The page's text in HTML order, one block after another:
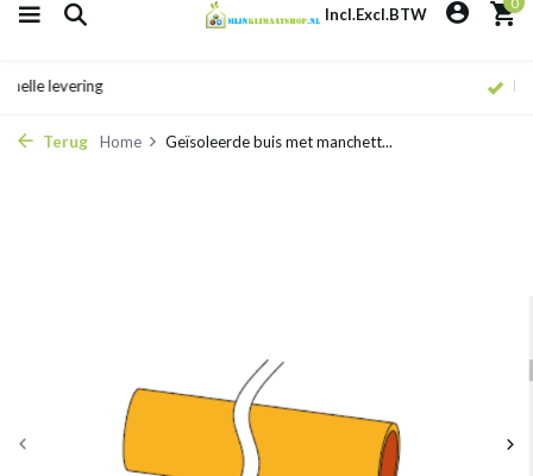
Incl.Excl.BTW
Terug Home Geïsoleerde buis met manchett...